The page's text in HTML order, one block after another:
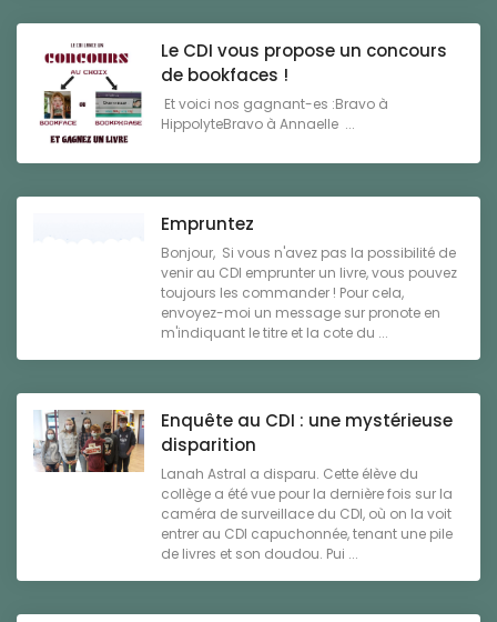
Le CDI vous propose un concours
de bookfaces !
Et voici nos gagnant-es :Bravo à
HippolyteBravo à Annaelle ...
Empruntez
Bonjour, Si vous n'avez pas la possibilité de
venir au CDI emprunter un livre, vous pouvez
toujours les commander ! Pour cela,
envoyez-moi un message sur pronote en
m'indiquant le titre et la cote du ...
Enquête au CDI : une mystérieuse
disparition
Lanah Astral a disparu. Cette élève du
collège a été vue pour la dernière fois sur la
caméra de surveillace du CDI, où on la voit
entrer au CDI capuchonnée, tenant une pile
de livres et son doudou. Pui ...